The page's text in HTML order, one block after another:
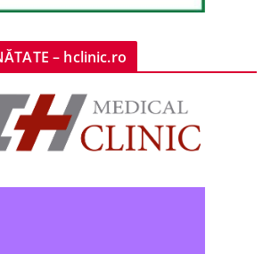
– hclinic.ro